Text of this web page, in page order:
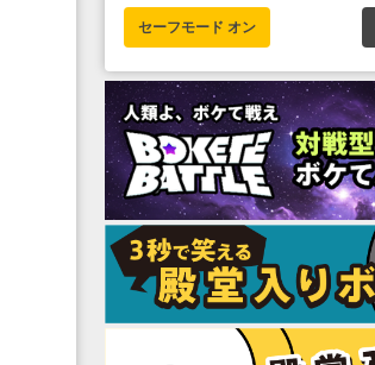
セーフモード オン